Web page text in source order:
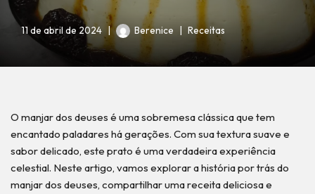
11 de abril de 2024 Berenice Receitas
O manjar dos deuses é uma sobremesa clássica que tem
encantado paladares há gerações. Com sua textura suave e
sabor delicado, este prato é uma verdadeira experiência
celestial. Neste artigo, vamos explorar a história por trás do
manjar dos deuses, compartilhar uma receita deliciosa e